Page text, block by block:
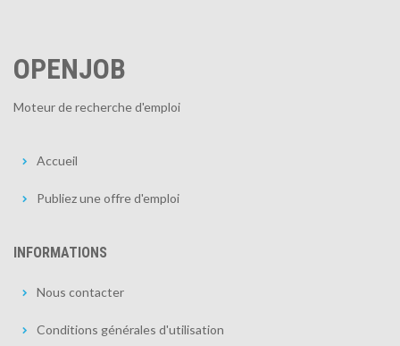
OPENJOB
Moteur de recherche d'emploi
Accueil
Publiez une offre d'emploi
INFORMATIONS
Nous contacter
Conditions générales d'utilisation